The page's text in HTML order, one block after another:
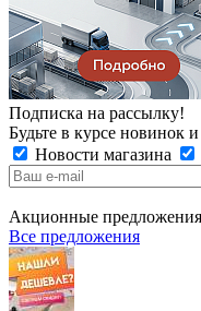
Подписка на рассылку!
Будьте в курсе новинок
Новости магазина
Акционные предложения
Все предложения